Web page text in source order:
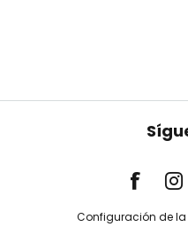
Configuración de